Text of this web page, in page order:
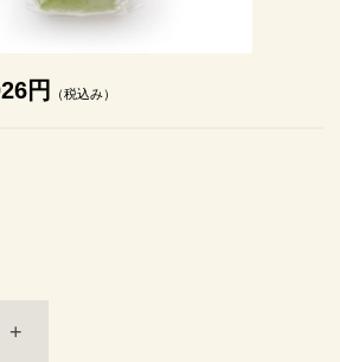
円 （税込み）
+